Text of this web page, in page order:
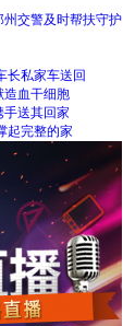
州交警及时帮扶守护
长私家车送回
造血干细胞
手送其回家
起完整的家